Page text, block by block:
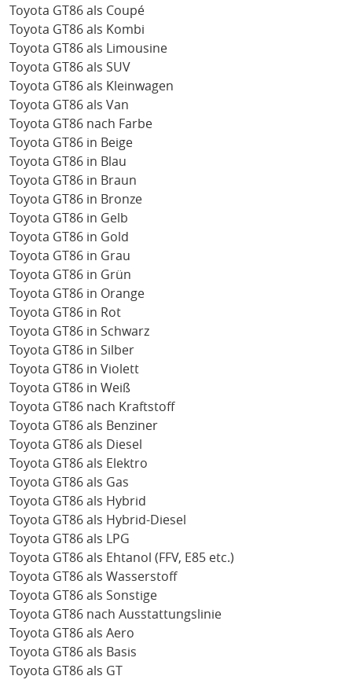
Toyota GT86 als Coupé
Toyota GT86 als Kombi
Toyota GT86 als Limousine
Toyota GT86 als SUV
Toyota GT86 als Kleinwagen
Toyota GT86 als Van
Toyota GT86 nach Farbe
Toyota GT86 in Beige
Toyota GT86 in Blau
Toyota GT86 in Braun
Toyota GT86 in Bronze
Toyota GT86 in Gelb
Toyota GT86 in Gold
Toyota GT86 in Grau
Toyota GT86 in Grün
Toyota GT86 in Orange
Toyota GT86 in Rot
Toyota GT86 in Schwarz
Toyota GT86 in Silber
Toyota GT86 in Violett
Toyota GT86 in Weiß
Toyota GT86 nach Kraftstoff
Toyota GT86 als Benziner
Toyota GT86 als Diesel
Toyota GT86 als Elektro
Toyota GT86 als Gas
Toyota GT86 als Hybrid
Toyota GT86 als Hybrid-Diesel
Toyota GT86 als LPG
Toyota GT86 als Ehtanol (FFV, E85 etc.)
Toyota GT86 als Wasserstoff
Toyota GT86 als Sonstige
Toyota GT86 nach Ausstattungslinie
Toyota GT86 als Aero
Toyota GT86 als Basis
Toyota GT86 als GT